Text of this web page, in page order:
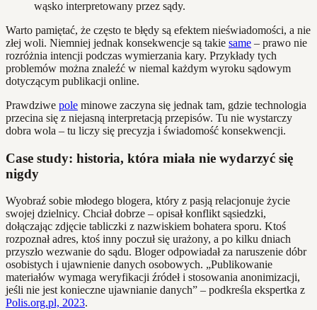
wąsko interpretowany przez sądy.
Warto pamiętać, że często te błędy są efektem nieświadomości, a nie
złej woli. Niemniej jednak konsekwencje są takie same – prawo nie
rozróżnia intencji podczas wymierzania kary. Przykłady tych
problemów można znaleźć w niemal każdym wyroku sądowym
dotyczącym publikacji online.
Prawdziwe pole minowe zaczyna się jednak tam, gdzie technologia
przecina się z niejasną interpretacją przepisów. Tu nie wystarczy
dobra wola – tu liczy się precyzja i świadomość konsekwencji.
Case study: historia, która miała nie wydarzyć się
nigdy
Wyobraź sobie młodego blogera, który z pasją relacjonuje życie
swojej dzielnicy. Chciał dobrze – opisał konflikt sąsiedzki,
dołączając zdjęcie tabliczki z nazwiskiem bohatera sporu. Ktoś
rozpoznał adres, ktoś inny poczuł się urażony, a po kilku dniach
przyszło wezwanie do sądu. Bloger odpowiadał za naruszenie dóbr
osobistych i ujawnienie danych osobowych. „Publikowanie
materiałów wymaga weryfikacji źródeł i stosowania anonimizacji,
jeśli nie jest konieczne ujawnianie danych” – podkreśla ekspertka z
Polis.org.pl, 2023.